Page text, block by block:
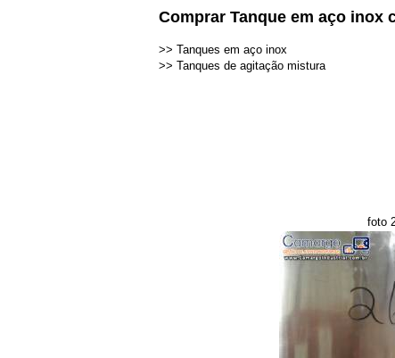
Comprar Tanque em aço inox
>> Tanques em aço inox
>> Tanques de agitação mistura
foto